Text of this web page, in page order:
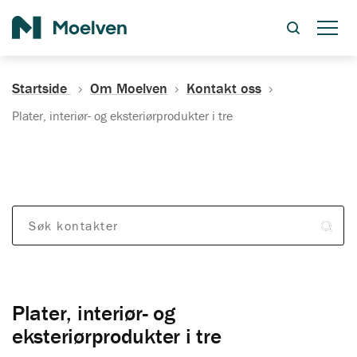
Startside Om Moelven Kontakt oss
Plater, interiør- og eksteriørprodukter i tre
Plater, interiør- og
eksteriørprodukter i tre
Søk kontakter